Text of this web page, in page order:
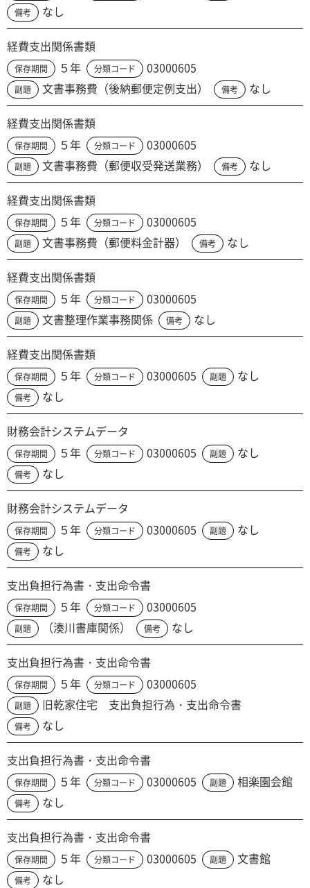
備考 なし
経費支出関係書類
保存期間 ５年 分類コード 03000605
副題 文書事務費（後納郵便定例支出） 備考 なし
経費支出関係書類
保存期間 ５年 分類コード 03000605
副題 文書事務費（郵便収受発送業務） 備考 なし
経費支出関係書類
保存期間 ５年 分類コード 03000605
副題 文書事務費（郵便料金計器） 備考 なし
経費支出関係書類
保存期間 ５年 分類コード 03000605
副題 文書整理作業事務関係 備考 なし
経費支出関係書類
保存期間 ５年 分類コード 03000605 副題 なし
備考 なし
財務会計システムデータ
保存期間 ５年 分類コード 03000605 副題 なし
備考 なし
財務会計システムデータ
保存期間 ５年 分類コード 03000605 副題 なし
備考 なし
支出負担行為書・支出命令書
保存期間 ５年 分類コード 03000605
副題 （湊川書庫関係） 備考 なし
支出負担行為書・支出命令書
保存期間 ５年 分類コード 03000605
副題 旧乾家住宅 支出負担行為・支出命令書
備考 なし
支出負担行為書・支出命令書
保存期間 ５年 分類コード 03000605 副題 相楽園会館
備考 なし
支出負担行為書・支出命令書
保存期間 ５年 分類コード 03000605 副題 文書館
備考 なし